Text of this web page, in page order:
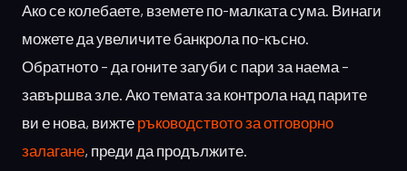
Ако се колебаете, вземете по-малката сума. Винаги
можете да увеличите банкрола по-късно.
Обратното – да гоните загуби с пари за наема –
завършва зле. Ако темата за контрола над парите
ви е нова, вижте ръководството за отговорно
залагане, преди да продължите.